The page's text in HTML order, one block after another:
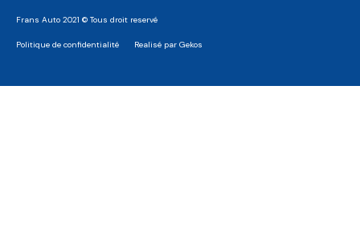
Frans Auto 2021 © Tous droit reservé
Politique de confidentialité Realisé par Gekos